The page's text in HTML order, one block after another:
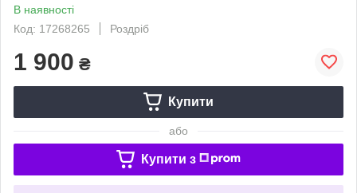
В наявності
Код: 17268265
Роздріб
1 900 ₴
Купити
або
Купити з